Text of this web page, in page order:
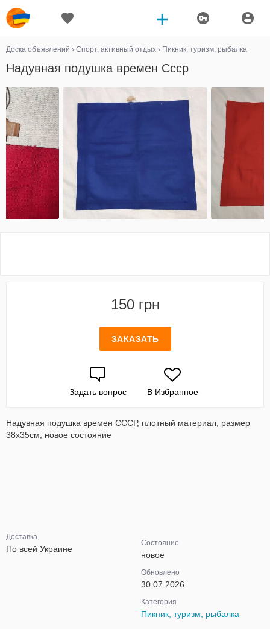
Доска объявлений › Спорт, активный отдых › Пикник, туризм, рыбалка
Надувная подушка времен Ссср
150 грн
ЗАКАЗАТЬ
Задать вопрос В Избранное
Надувная подушка времен СССР, плотный материал, размер
38х35см, новое состояние
Доставка
По всей Украине
Состояние
новое
Обновлено
30.07.2026
Категория
Пикник, туризм, рыбалка